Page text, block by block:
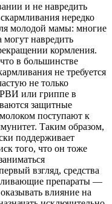
и не навредить
нередко
молодой мамы: многие
навредить
кормления.
в большинстве
не требуется
не только
или гриппе в
защитные
поступают к
Таким образом,
поддерживает
того, что он тоже
взгляд, средства
препараты —
влияние на